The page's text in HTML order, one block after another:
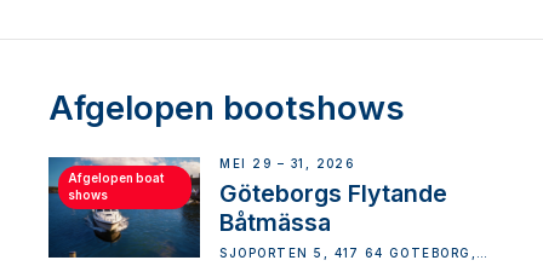
Afgelopen bootshows
Afgelopen boat
shows
MEI 29 – 31, 2026
Göteborgs Flytande
Båtmässa
SJÖPORTEN 5, 417 64 GÖTEBORG,